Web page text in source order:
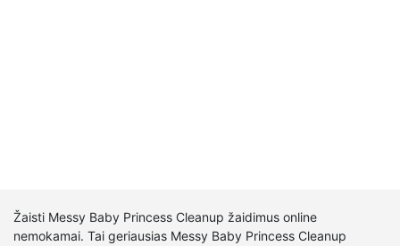
Žaisti Messy Baby Princess Cleanup žaidimus online
nemokamai. Tai geriausias Messy Baby Princess Cleanup